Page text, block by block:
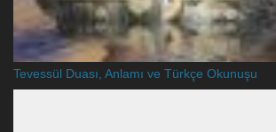
Tevessül Duası, Anlamı ve Türkçe Okunuşu